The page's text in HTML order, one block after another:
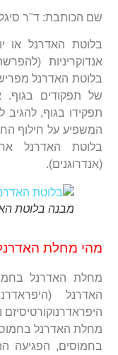
שם הכותבת: ד"ר סיגל
בלוטת האדרנל או
אנדוקריניות
בלוטת האדרנל
של תפקודים בגוף.
תפקידו בגוף, להגיב
המשפיע על חילוף
בלוטת האדרנל
(אנדרוגנים).
מבנה בלוטת
מהי מחלת
מחלת האדרנל
האדרנל
מחלת האדרנל
בחמוסים, הפגיעה